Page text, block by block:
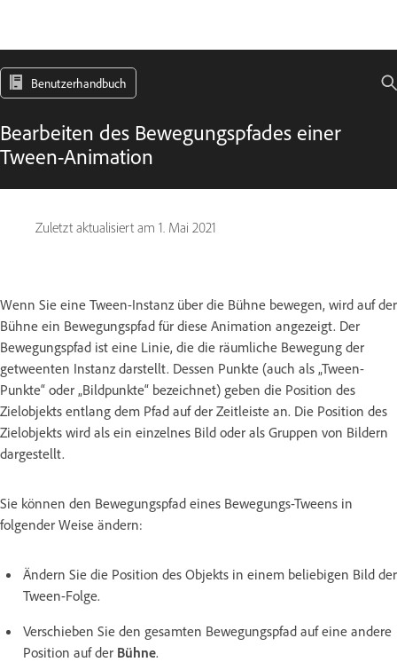
Benutzerhandbuch
Bearbeiten des Bewegungspfades einer
Tween-Animation
Zuletzt aktualisiert am 1. Mai 2021
Wenn Sie eine Tween-Instanz über die Bühne bewegen, wird auf der
Bühne ein Bewegungspfad für diese Animation angezeigt. Der
Bewegungspfad ist eine Linie, die die räumliche Bewegung der
getweenten Instanz darstellt. Dessen Punkte (auch als „Tween-
Punkte“ oder „Bildpunkte“ bezeichnet) geben die Position des
Zielobjekts entlang dem Pfad auf der Zeitleiste an. Die Position des
Zielobjekts wird als ein einzelnes Bild oder als Gruppen von Bildern
dargestellt.
Sie können den Bewegungspfad eines Bewegungs-Tweens in
folgender Weise ändern:
Ändern Sie die Position des Objekts in einem beliebigen Bild der
Tween-Folge.
Verschieben Sie den gesamten Bewegungspfad auf eine andere
Position auf der Bühne.